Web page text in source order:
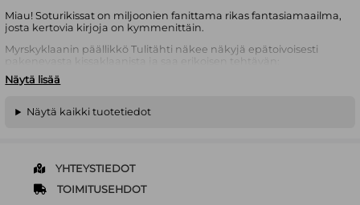
Miau! Soturikissat on miljoonien fanittama rikas fantasiamaailma,
josta kertovia kirjoja on kymmenittäin.
Myrskyklaanin päällikkö Tulitähti näkee näkyjä epätoivoisesti
pakenevasta kissaklaanista ja saa erikoisen tehtävän:
kumppaninsa Hiekkamyrskyn kanssa hän lähtee vaaralliselle
matkalle etsimään totuutta ja jälleenrakentamaan muinaista
Tulitähden tehtävä on ensimmäinen itsenäinen
Erin Hunterinmonikymmenosainen Soturikissat-sarja on
Hunterilta on julkaistu myös sarjoja Uljasmaa, Pandojen
Näytä lisää
Näytä kaikki tuotetiedot
YHTEYSTIEDOT
TOIMITUSEHDOT